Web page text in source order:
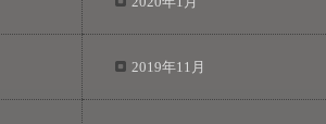
2019年11月